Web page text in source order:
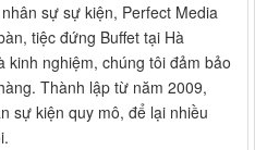
sự sự kiện, Perfect Media
tiệc đứng Buffet tại Hà
kinh nghiệm, chúng tôi đảm bảo
Thành lập từ năm 2009,
sự kiện quy mô, để lại nhiều